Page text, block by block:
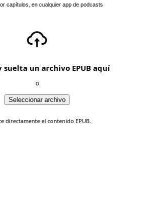
capítulos, en cualquier app de podcasts
suelta un archivo EPUB aquí
o
Seleccionar archivo
directamente el contenido EPUB.